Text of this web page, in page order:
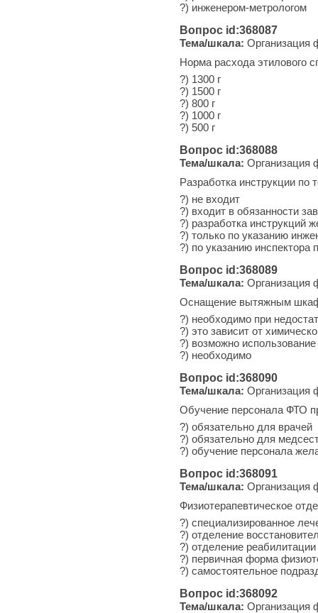
?) инженером-метрологом
Вопрос id:368087
Тема/шкала: Организация
Норма расхода этилового
?) 1300 г
?) 1500 г
?) 800 г
?) 1000 г
?) 500 г
Вопрос id:368088
Тема/шкала: Организация
Разработка инструкции по
?) не входит
?) входит в обязанности
?) разработка инструкций
?) только по указанию
?) по указанию инспектора
Вопрос id:368089
Тема/шкала: Организация
Оснащение вытяжным
?) необходимо при
?) это зависит от
?) возможно
?) необходимо
Вопрос id:368090
Тема/шкала: Организация
Обучение персонала ФТО
?) обязательно для врачей
?) обязательно для
?) обучение персонала
Вопрос id:368091
Тема/шкала: Организация
Физиотерапевтическое
?) специализированное
?) отделение
?) отделение реабилитации
?) первичная форма
?) самостоятельное
Вопрос id:368092
Тема/шкала: Организация